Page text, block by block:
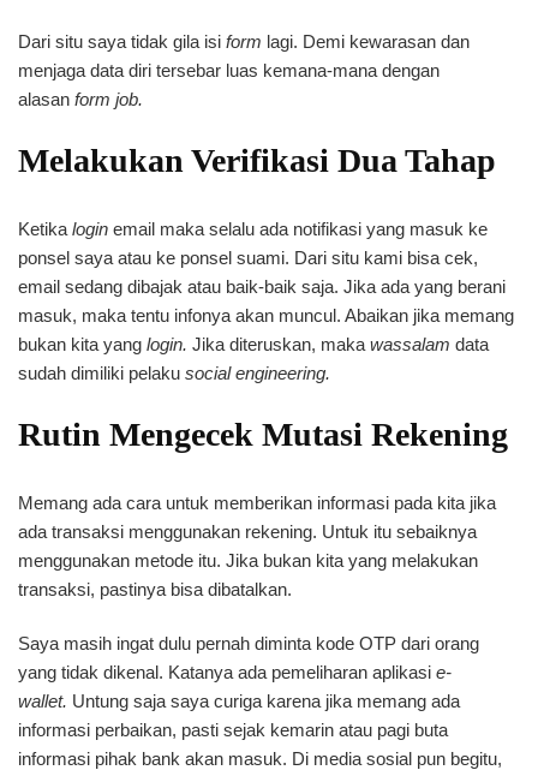
Dari situ saya tidak gila isi form lagi. Demi kewarasan dan
menjaga data diri tersebar luas kemana-mana dengan
alasan form job.
Melakukan Verifikasi Dua Tahap
Ketika login email maka selalu ada notifikasi yang masuk ke
ponsel saya atau ke ponsel suami. Dari situ kami bisa cek,
email sedang dibajak atau baik-baik saja. Jika ada yang berani
masuk, maka tentu infonya akan muncul. Abaikan jika memang
bukan kita yang login. Jika diteruskan, maka wassalam data
sudah dimiliki pelaku social engineering.
Rutin Mengecek Mutasi Rekening
Memang ada cara untuk memberikan informasi pada kita jika
ada transaksi menggunakan rekening. Untuk itu sebaiknya
menggunakan metode itu. Jika bukan kita yang melakukan
transaksi, pastinya bisa dibatalkan.
Saya masih ingat dulu pernah diminta kode OTP dari orang
yang tidak dikenal. Katanya ada pemeliharan aplikasi e-
wallet. Untung saja saya curiga karena jika memang ada
informasi perbaikan, pasti sejak kemarin atau pagi buta
informasi pihak bank akan masuk. Di media sosial pun begitu,